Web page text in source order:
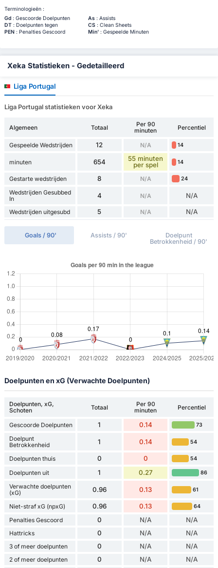
Terminologieën :
Gd: Gescoorde Doelpunten As: Assists
DT: Doelpunten tegen CS: Clean Sheets
PEN: Penalties Gescoord Min': Gespeelde Minuten
Xeka Statistieken - Gedetailleerd
Liga Portugal
Liga Portugal statistieken voor Xeka
Algemeen Totaal
Per 90
minuten
Percentiel
Gespeelde Wedstrijden 12 N/A 14
minuten 654
55 minuten
per spel
14
Gestarte wedstrijden 8 N/A 24
Wedstrijden Gesubbed
In
4 N/A N/A
Wedstrijden uitgesubd 5 N/A N/A
Goals / 90' Assists / 90'
Doelpunt
Betrokkenheid / 90'
Doelpunten en xG (Verwachte Doelpunten)
Doelpunten, xG,
Schoten
Totaal
Per 90
minuten
Percentiel
Gescoorde Doelpunten 1 0.14 73
Doelpunt
Betrokkenheid
1 0.14 54
Doelpunten thuis 0 0 54
Doelpunten uit 1 0.27 86
Verwachte doelpunten
(xG)
0.96 0.13 61
Niet-straf xG (npxG) 0.96 0.13 64
Penalties Gescoord 0 N/A N/A
Hattricks 0 N/A N/A
3 of meer doelpunten 0 N/A N/A
2 of meer doelpunten 0 N/A N/A